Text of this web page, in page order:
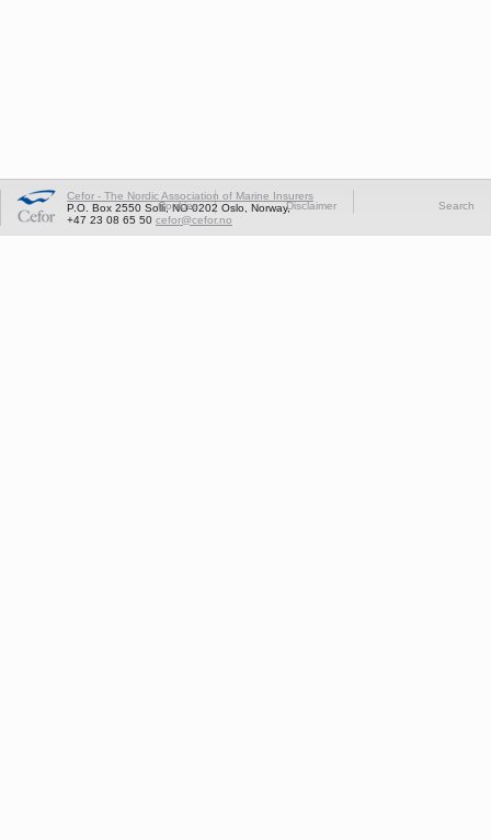
Cefor - The Nordic Association of Marine Insurers
P.O. Box 2550 Solli, NO-0202 Oslo, Norway,
+47 23 08 65 50 cefor@cefor.no
Cookies Disclaimer Search